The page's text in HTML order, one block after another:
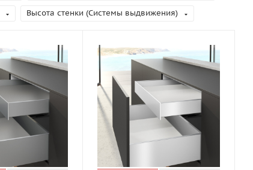
Высота стенки (Системы выдвижения)